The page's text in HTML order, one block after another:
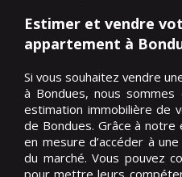
Estimer et vendre
appartement à
Si vous souhaitez vendre
à Bondues, nous
estimation immobilière de
de Bondues. Grâce à notre
en mesure d’accéder à
du marché. Vous pouvez
pour mettre leurs